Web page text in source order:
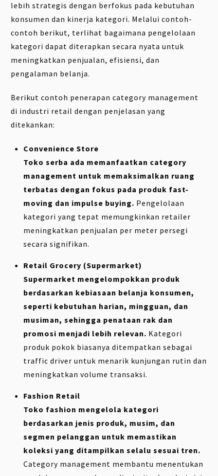
lebih strategis dengan berfokus pada kebutuhan
konsumen dan kinerja kategori. Melalui contoh-
contoh berikut, terlihat bagaimana pengelolaan
kategori dapat diterapkan secara nyata untuk
meningkatkan penjualan, efisiensi, dan
pengalaman belanja.
Berikut contoh penerapan category management
di industri retail dengan penjelasan yang
ditekankan:
Convenience Store
Toko serba ada memanfaatkan category
management untuk memaksimalkan ruang
terbatas dengan fokus pada produk fast-
moving dan impulse buying. Pengelolaan
kategori yang tepat memungkinkan retailer
meningkatkan penjualan per meter persegi
secara signifikan.
Retail Grocery (Supermarket)
Supermarket mengelompokkan produk
berdasarkan kebiasaan belanja konsumen,
seperti kebutuhan harian, mingguan, dan
musiman, sehingga penataan rak dan
promosi menjadi lebih relevan. Kategori
produk pokok biasanya ditempatkan sebagai
traffic driver untuk menarik kunjungan rutin dan
meningkatkan volume transaksi.
Fashion Retail
Toko fashion mengelola kategori
berdasarkan jenis produk, musim, dan
segmen pelanggan untuk memastikan
koleksi yang ditampilkan selalu sesuai tren.
Category management membantu menentukan